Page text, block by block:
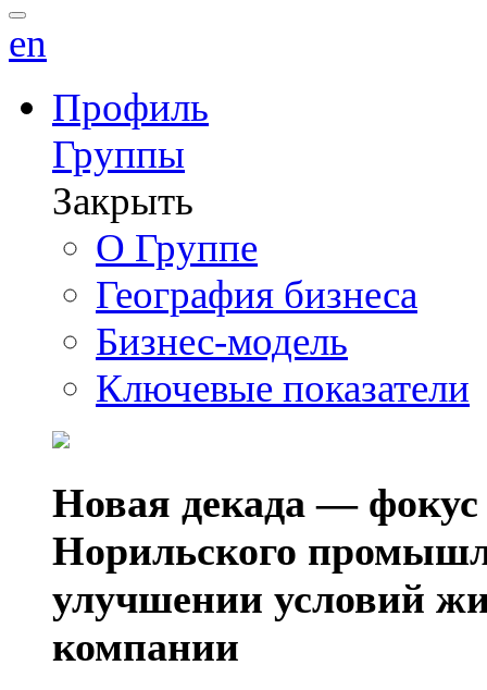
en
Профиль
Группы
Закрыть
О Группе
География бизнеса
Бизнес-модель
Ключевые показатели
Новая декада — фокус
Норильского
улучшении условий
компании